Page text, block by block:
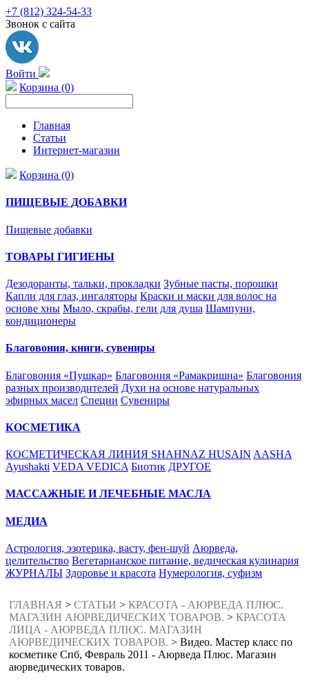
+7 (812) 324-54-33
Звонок с сайта
Войти
Корзина (0)
Главная
Статьи
Интернет-магазин
Корзина (0)
ПИЩЕВЫЕ ДОБАВКИ
Пищевые добавки
ТОВАРЫ ГИГИЕНЫ
Дезодоранты, тальки, прокладки Зубные пасты, порошки
Капли для глаз, ингаляторы Краски и маски для волос на
основе хны Мыло, скрабы, гели для душа Шампуни,
кондиционеры
Благовония, книги, сувениры
Благовония «Пушкар» Благовония «Рамакришна» Благовония
разных производителей Духи на основе натуральных
эфирных масел Специи Сувениры
КОСМЕТИКА
КОСМЕТИЧЕСКАЯ ЛИНИЯ SHAHNAZ HUSAIN AASHA
Ayushakti VEDA VEDICA Биотик ДРУГОЕ
МАССАЖНЫЕ И ЛЕЧЕБНЫЕ МАСЛА
МЕДИА
Астрология, эзотерика, васту, фен-шуй Аюрведа,
целительство Вегетарианское питание, ведическая кулинария
ЖУРНАЛЫ Здоровье и красота Нумерология, суфизм
ГЛАВНАЯ > СТАТЬИ > КРАСОТА - АЮРВЕДА ПЛЮС.
МАГАЗИН АЮРВЕДИЧЕСКИХ ТОВАРОВ. > КРАСОТА
ЛИЦА - АЮРВЕДА ПЛЮС. МАГАЗИН
АЮРВЕДИЧЕСКИХ ТОВАРОВ. > Видео. Мастер класс по
косметике Спб, Февраль 2011 - Аюрведа Плюс. Магазин
аюрведических товаров.